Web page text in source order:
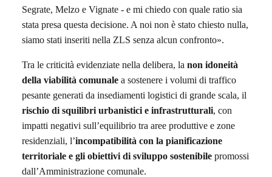
Segrate, Melzo e Vignate - e mi chiedo con quale ratio sia
stata presa questa decisione. A noi non è stato chiesto nulla,
siamo stati inseriti nella ZLS senza alcun confronto».
Tra le criticità evidenziate nella delibera, la non idoneità
della viabilità comunale a sostenere i volumi di traffico
pesante generati da insediamenti logistici di grande scala, il
rischio di squilibri urbanistici e infrastrutturali, con
impatti negativi sull’equilibrio tra aree produttive e zone
residenziali, l’incompatibilità con la pianificazione
territoriale e gli obiettivi di sviluppo sostenibile promossi
dall’Amministrazione comunale.